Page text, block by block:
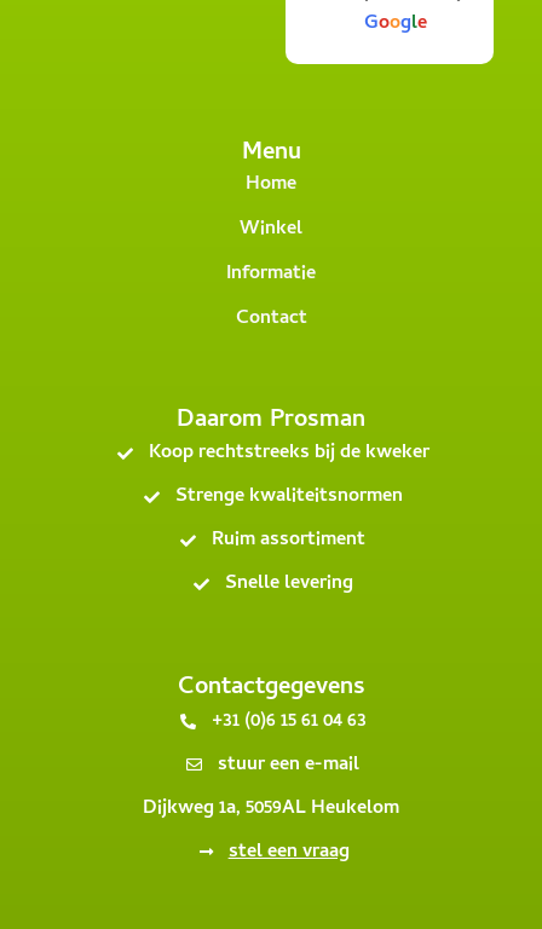
Google
Menu
Home
Winkel
Informatie
Contact
Daarom Prosman
Koop rechtstreeks bij de kweker
Strenge kwaliteitsnormen
Ruim assortiment
Snelle levering
Contactgegevens
+31 (0)6 15 61 04 63
stuur een e-mail
Dijkweg 1a, 5059AL Heukelom
stel een vraag